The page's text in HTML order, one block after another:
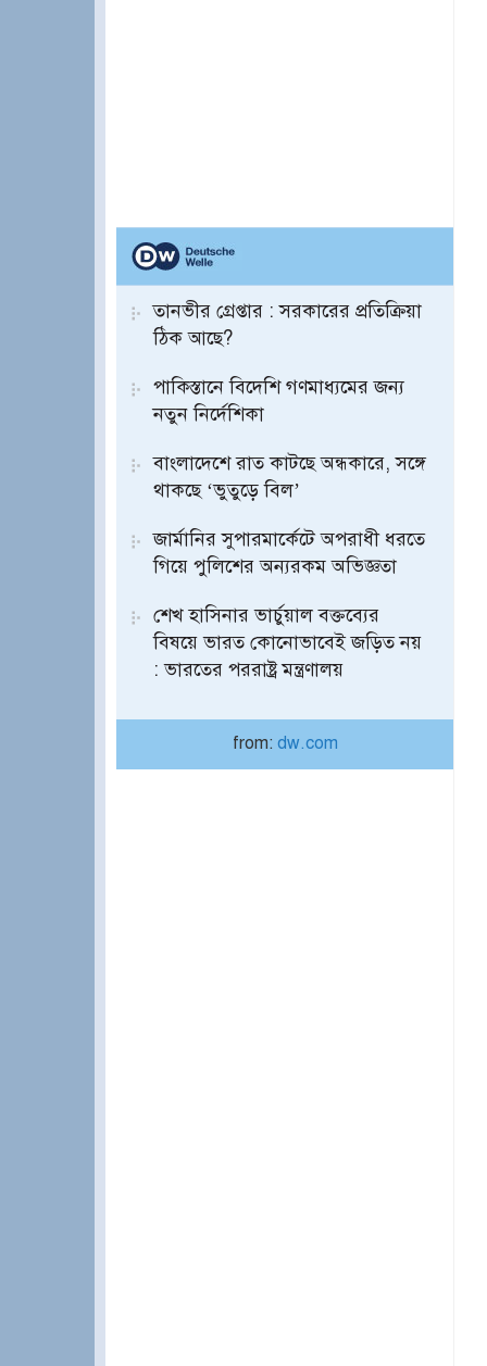
তানভীর গ্রেপ্তার : সরকারের প্রতিক্রিয়া
ঠিক আছে?
পাকিস্তানে বিদেশি গণমাধ্যমের জন্য
নতুন নির্দেশিকা
বাংলাদেশে রাত কাটছে অন্ধকারে, সঙ্গে
থাকছে ‘ভুতুড়ে বিল’
জার্মানির সুপারমার্কেটে অপরাধী ধরতে
গিয়ে পুলিশের অন্যরকম অভিজ্ঞতা
শেখ হাসিনার ভার্চুয়াল বক্তব্যের
বিষয়ে ভারত কোনোভাবেই জড়িত নয়
: ভারতের পররাষ্ট্র মন্ত্রণালয়
from: dw.com